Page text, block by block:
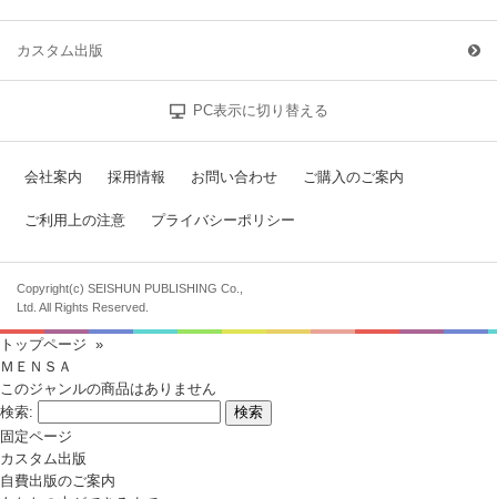
カスタム出版
PC表示に切り替える
会社案内 採用情報 お問い合わせ ご購入のご案内
ご利用上の注意 プライバシーポリシー
Copyright(c) SEISHUN PUBLISHING Co.,
Ltd. All Rights Reserved.
トップページ »
ＭＥＮＳＡ
このジャンルの商品はありません
検索:
固定ページ
カスタム出版
自費出版のご案内